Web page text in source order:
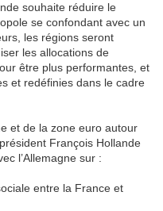
souhaite réduire le
se confondant avec un
les régions seront
les allocations de
être plus performantes, et
et redéfinies dans le cadre
et de la zone euro autour
François Hollande
l’Allemagne sur :
entre la France et